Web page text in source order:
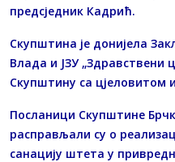
предсједник Кадрић.
Скупштина је донијела
Влада и ЈЗУ „Здравствени
Скупштину са цјеловитом
Посланици Скупштине
расправљали су о
санацију штета у